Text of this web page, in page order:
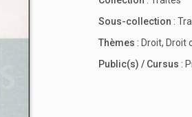
Sous-collection :
Thèmes : Droit, Droit
Public(s) / Cursus :